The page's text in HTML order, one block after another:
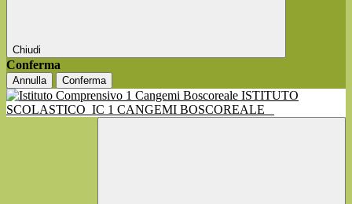
Chiudi
Conferma
Annulla Conferma
ISTITUTO
SCOLASTICO IC 1 CANGEMI BOSCOREALE